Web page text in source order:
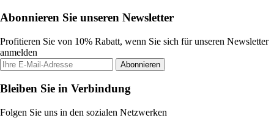
Abonnieren Sie unseren Newsletter
Profitieren Sie von 10% Rabatt, wenn Sie sich für unseren Newsletter
anmelden
Abonnieren
Bleiben Sie in Verbindung
Folgen Sie uns in den sozialen Netzwerken